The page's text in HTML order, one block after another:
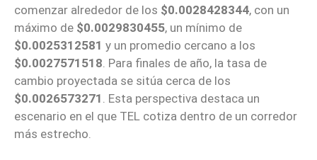
comenzar alrededor de los $0.0028428344, con un
máximo de $0.0029830455, un mínimo de
$0.0025312581 y un promedio cercano a los
$0.0027571518 . Para finales de año, la tasa de
cambio proyectada se sitúa cerca de los
$0.0026573271 . Esta perspectiva destaca un
escenario en el que TEL cotiza dentro de un corredor
más estrecho.